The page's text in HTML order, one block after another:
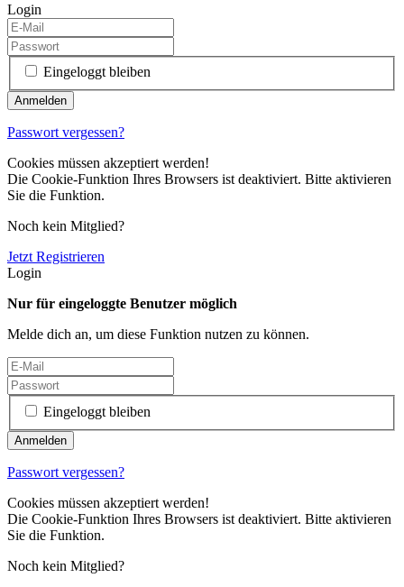
Login
Eingeloggt bleiben
Passwort vergessen?
Cookies müssen akzeptiert werden!
Die Cookie-Funktion Ihres Browsers ist deaktiviert. Bitte aktivieren
Sie die Funktion.
Noch kein Mitglied?
Jetzt Registrieren
Login
Nur für eingeloggte Benutzer möglich
Melde dich an, um diese Funktion nutzen zu können.
Eingeloggt bleiben
Passwort vergessen?
Cookies müssen akzeptiert werden!
Die Cookie-Funktion Ihres Browsers ist deaktiviert. Bitte aktivieren
Sie die Funktion.
Noch kein Mitglied?